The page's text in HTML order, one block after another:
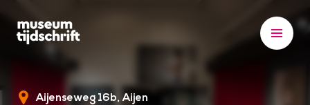
Aijenseweg 16b Aijen